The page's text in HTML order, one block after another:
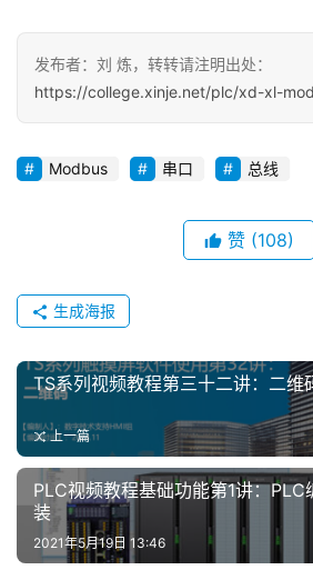
首
课
专
题
问
答
社
区
登录 注册
发布者：刘 炼，转转请注明出处：
https://college.xinje.net/plc/xd-xl-
Modbus 串口 总线
赞 (108)
生成海报
TS系列视频教程第三十二讲：二维
上一篇
PLC视频教程基础功能第1讲：
装
2021年5月19日 13:46